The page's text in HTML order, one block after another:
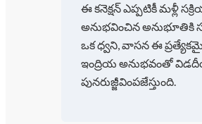
ఈ కనెక్షన్ ఎప్పటికీ మళ్లీ
అనుభవించిన అనుభూతికి
ఒక ధ్వని, వాసన ఈ
ఇంద్రియ అనుభవంతో
పునరుజ్జీవింపజేస్తుంది.